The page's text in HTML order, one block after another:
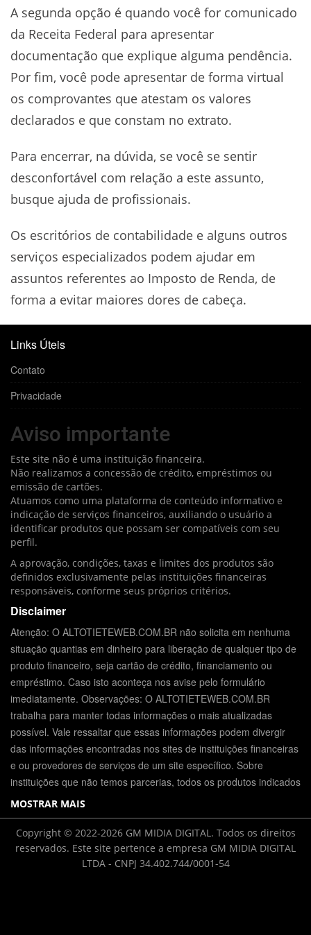
A segunda opção é quando você for comunicado
da Receita Federal para apresentar
documentação que explique alguma pendência.
Por fim, você pode apresentar de forma virtual
os comprovantes que atestam os valores
declarados e que constam no extrato.
Para encerrar, na dúvida, se você se sentir
desconfortável com relação a este assunto,
busque ajuda de profissionais.
Os escritórios de contabilidade e alguns outros
serviços especializados podem ajudar em
assuntos referentes ao Imposto de Renda, de
forma a evitar maiores dores de cabeça.
Links Úteis
Contato
Privacidade
Aviso importante
Este site não é uma instituição financeira.
Não realizamos a concessão de crédito, empréstimos ou
emissão de cartões.
Atuamos como uma plataforma de conteúdo informativo e
indicação de serviços financeiros, auxiliando o usuário a
identificar produtos que possam ser compatíveis com seu
perfil.
A aprovação, condições, taxas e limites dos produtos são
definidos exclusivamente pelas instituições financeiras
responsáveis, conforme seus próprios critérios.
Disclaimer
Atenção: O ALTOTIETEWEB.COM.BR não solicita em nenhuma
situação quantias em dinheiro para liberação de qualquer tipo de
produto financeiro, seja cartão de crédito, financiamento ou
empréstimo. Caso isto aconteça nos avise pelo formulário
imediatamente. Observações: O ALTOTIETEWEB.COM.BR
trabalha para manter todas informações o mais atualizadas
possível. Vale ressaltar que essas informações podem divergir
das informações encontradas nos sites de instituições financeiras
e ou provedores de serviços de um site específico. Sobre
instituições que não temos parcerias, todos os produtos indicados
MOSTRAR MAIS
Copyright © 2022-2026 GM MIDIA DIGITAL. Todos os direitos
reservados. Este site pertence a empresa GM MIDIA DIGITAL
LTDA - CNPJ 34.402.744/0001-54